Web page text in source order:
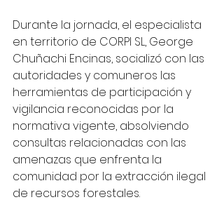
Durante la jornada, el especialista
en territorio de CORPI SL, George
Chuñachi Encinas, socializó con las
autoridades y comuneros las
herramientas de participación y
vigilancia reconocidas por la
normativa vigente, absolviendo
consultas relacionadas con las
amenazas que enfrenta la
comunidad por la extracción ilegal
de recursos forestales.